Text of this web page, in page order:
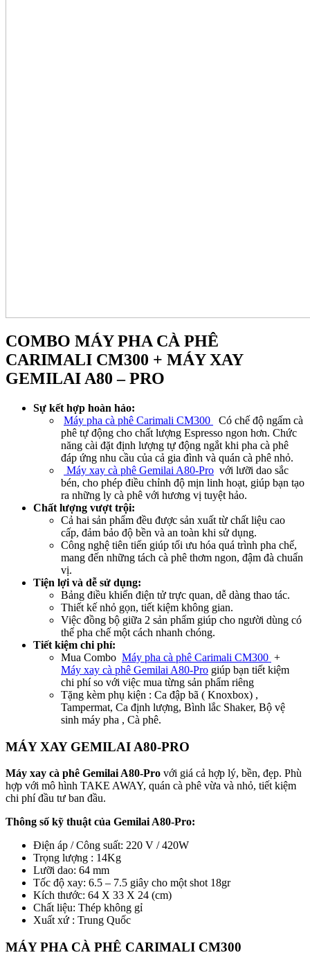
COMBO MÁY PHA CÀ PHÊ
CARIMALI CM300 + MÁY XAY
GEMILAI A80 – PRO
Sự kết hợp hoàn hảo:
Máy pha cà phê Carimali CM300
Có chế độ ngấm cà
phê tự động cho chất lượng Espresso ngon hơn. Chức
năng cài đặt định lượng tự động ngắt khi pha cà phê
đáp ứng nhu cầu của cả gia đình và quán cà phê nhỏ.
Máy xay cà phê Gemilai A80-Pro với lưỡi dao sắc
bén, cho phép điều chỉnh độ mịn linh hoạt, giúp bạn tạo
ra những ly cà phê với hương vị tuyệt hảo.
Chất lượng vượt trội:
Cả hai sản phẩm đều được sản xuất từ chất liệu cao
cấp, đảm bảo độ bền và an toàn khi sử dụng.
Công nghệ tiên tiến giúp tối ưu hóa quá trình pha chế,
mang đến những tách cà phê thơm ngon, đậm đà chuẩn
vị.
Tiện lợi và dễ sử dụng:
Bảng điều khiển điện tử trực quan, dễ dàng thao tác.
Thiết kế nhỏ gọn, tiết kiệm không gian.
Việc đồng bộ giữa 2 sản phẩm giúp cho người dùng có
thể pha chế một cách nhanh chóng.
Tiết kiệm chi phí:
Mua Combo Máy pha cà phê Carimali CM300 +
Máy xay cà phê Gemilai A80-Pro giúp bạn tiết kiệm
chi phí so với việc mua từng sản phẩm riêng
Tặng kèm phụ kiện : Ca đập bã ( Knoxbox) ,
Tampermat, Ca định lượng, Bình lắc Shaker, Bộ vệ
sinh máy pha , Cà phê.
MÁY XAY GEMILAI A80-PRO
Máy xay cà phê Gemilai A80-Pro với giá cả hợp lý, bền, đẹp. Phù
hợp với mô hình TAKE AWAY, quán cà phê vừa và nhỏ, tiết kiệm
chi phí đầu tư ban đầu.
Thông số kỹ thuật của Gemilai A80-Pro:
Điện áp / Công suất: 220 V / 420W
Trọng lượng : 14Kg
Lưỡi dao: 64 mm
Tốc độ xay: 6.5 – 7.5 giây cho một shot 18gr
Kích thước: 64 X 33 X 24 (cm)
Chất liệu: Thép không gỉ
Xuất xứ : Trung Quốc
MÁY PHA CÀ PHÊ CARIMALI CM300